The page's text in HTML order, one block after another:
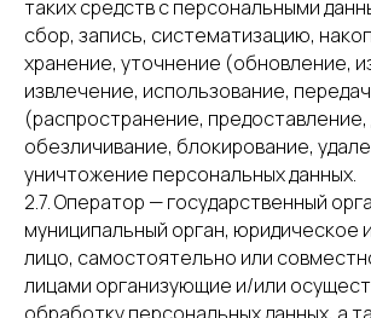
таких средств с персональными
сбор, запись, систематизацию,
хранение, уточнение (обновление,
извлечение, использование,
(распространение, предоставление,
обезличивание, блокирование,
уничтожение персональных данных.
2.7. Оператор — государственный
муниципальный орган, юридическое
лицо, самостоятельно или
лицами организующие и/или